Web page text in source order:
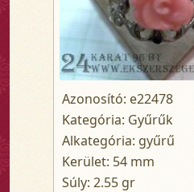
Azonosító: e22478
Kategória: Gyűrűk
Alkategória: gyűrű
Kerület: 54 mm
Súly: 2.55 gr